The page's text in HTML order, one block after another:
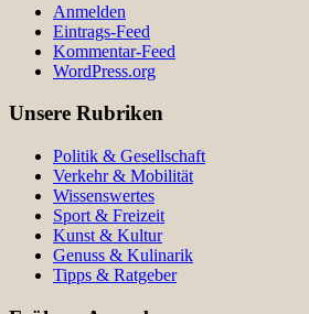
Anmelden
Eintrags-Feed
Kommentar-Feed
WordPress.org
Unsere Rubriken
Politik & Gesellschaft
Verkehr & Mobilität
Wissenswertes
Sport & Freizeit
Kunst & Kultur
Genuss & Kulinarik
Tipps & Ratgeber